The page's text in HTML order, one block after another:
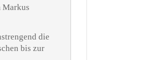
Markus
die
bis zur